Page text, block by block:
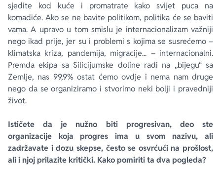
sjedite kod kuće i promatrate kako svijet puca na
komadiće. Ako se ne bavite politikom, politika će se baviti
vama. A upravo u tom smislu je internacionalizam važniji
nego ikad prije, jer su i problemi s kojima se susrećemo –
klimatska kriza, pandemija, migracije... – internacionalni.
Premda ekipa sa Silicijumske doline radi na „bijegu“ sa
Zemlje, nas 99,9% ostat ćemo ovdje i nema nam druge
nego da se organiziramo i stvorimo neki bolji i pravedniji
život.
Ističete da je nužno biti progresivan, deo ste
organizacije koja progres ima u svom nazivu, ali
zadržavate i dozu skepse, često se osvrćući na prošlost,
ali i njoj prilazite kritički. Kako pomiriti ta dva pogleda?